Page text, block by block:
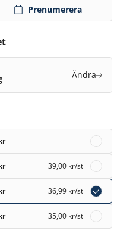
Prenumerera
Ändra
39,00 kr/st
36,99 kr/st
35,00 kr/st